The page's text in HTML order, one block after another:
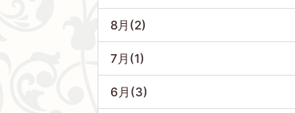
8月(2)
7月(1)
6月(3)